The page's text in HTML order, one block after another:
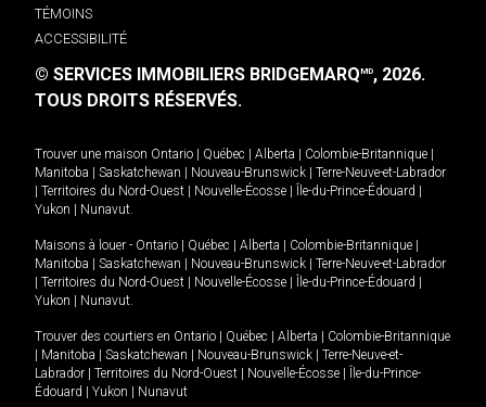
TÉMOINS
ACCESSIBILITÉ
© SERVICES IMMOBILIERS BRIDGEMARQMD, 2026.
TOUS DROITS RÉSERVÉS.
Trouver une maison Ontario Québec Alberta Colombie-Britannique
Manitoba
Saskatchewan Nouveau-Brunswick
Terre-Neuve-et-Labrador
Territoires du Nord-Ouest Nouvelle-Écosse Île-du-Prince-Édouard
Yukon
Nunavut.
Maisons à louer - Ontario Québec Alberta Colombie-Britannique
Manitoba
Saskatchewan Nouveau-Brunswick
Terre-Neuve-et-Labrador
Territoires du Nord-Ouest Nouvelle-Écosse Île-du-Prince-Édouard
Yukon
Nunavut.
Trouver des courtiers en Ontario Québec Alberta
Colombie-Britannique
Manitoba Saskatchewan Nouveau-Brunswick
Terre-Neuve-et-
Labrador
Territoires du Nord-Ouest Nouvelle-Écosse
Île-du-Prince-
Édouard
Yukon Nunavut